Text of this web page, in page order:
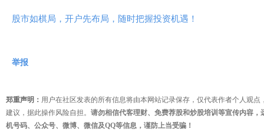
股市如棋局，开户先布局，随时把握投资机遇！
举报
郑重声明： 用户在社区发表的所有信息将由本网站记录保存，仅代表作者个人观
建议，据此操作风险自担。 请勿相信代客理财、免费荐股和炒股培训等宣传内容
机号码、公众号、微博、微信及QQ等信息，谨防上当受骗！